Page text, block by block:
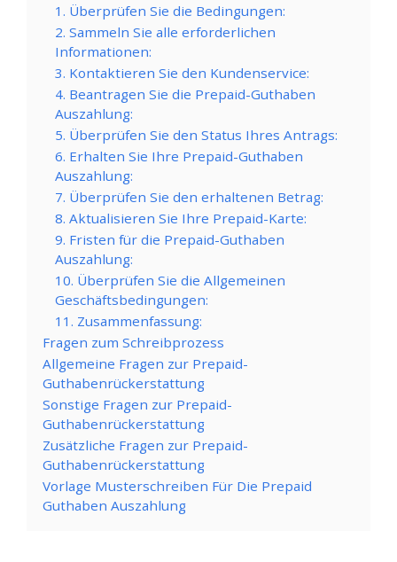
1. Überprüfen Sie die Bedingungen:
2. Sammeln Sie alle erforderlichen
Informationen:
3. Kontaktieren Sie den Kundenservice:
4. Beantragen Sie die Prepaid-Guthaben
Auszahlung:
5. Überprüfen Sie den Status Ihres Antrags:
6. Erhalten Sie Ihre Prepaid-Guthaben
Auszahlung:
7. Überprüfen Sie den erhaltenen Betrag:
8. Aktualisieren Sie Ihre Prepaid-Karte:
9. Fristen für die Prepaid-Guthaben
Auszahlung:
10. Überprüfen Sie die Allgemeinen
Geschäftsbedingungen:
11. Zusammenfassung:
Fragen zum Schreibprozess
Allgemeine Fragen zur Prepaid-
Guthabenrückerstattung
Sonstige Fragen zur Prepaid-
Guthabenrückerstattung
Zusätzliche Fragen zur Prepaid-
Guthabenrückerstattung
Vorlage Musterschreiben Für Die Prepaid
Guthaben Auszahlung